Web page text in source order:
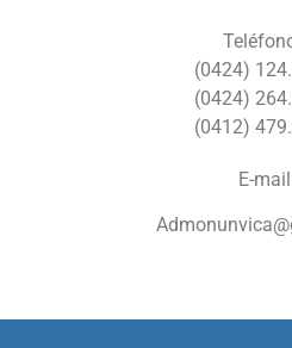
(0424)
(0424)
(0412)
E-